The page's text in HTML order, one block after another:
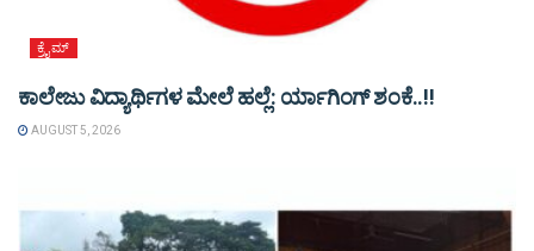
ಕ್ರೈಮ್
ಕಾಲೇಜು ವಿದ್ಯಾರ್ಥಿಗಳ ಮೇಲೆ ಹಲ್ಲೆ: ರ್ಯಾಗಿಂಗ್ ಶಂಕೆ..!!
AUGUST 5, 2026